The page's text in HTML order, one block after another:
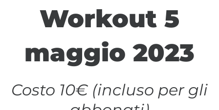
Workout 5
maggio 2023
Costo 10€ (incluso per gli